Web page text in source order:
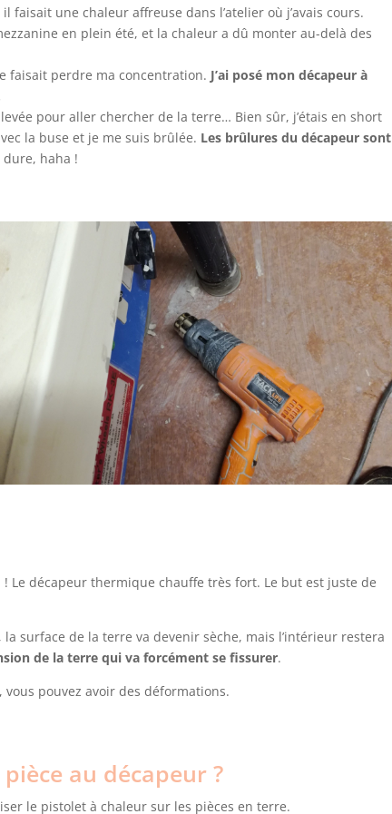
faisait une chaleur affreuse dans l’atelier où j’avais cours.
en plein été, et la chaleur a dû monter au-delà des
faisait perdre ma concentration. J’ai posé mon décapeur à
pour aller chercher de la terre… Bien sûr, j’étais en short
la buse et je me suis brûlée. Les brûlures du décapeur sont
dure, haha !
! Le décapeur thermique chauffe très fort. Le but est juste de
surface de la terre va devenir sèche, mais l’intérieur restera
de la terre qui va forcément se fissurer.
pouvez avoir des déformations.
au décapeur ?
le pistolet à chaleur sur les pièces en terre.